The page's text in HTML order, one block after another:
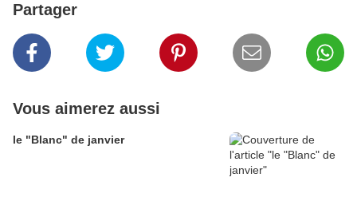
Partager
Vous aimerez aussi
le "Blanc" de janvier